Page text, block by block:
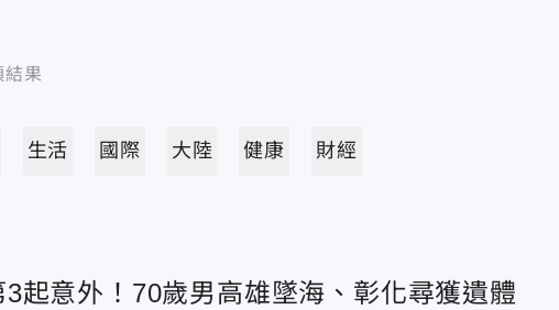
結果
生活 國際 大陸 健康 財經
起意外！70歲男高雄墜海、彰化尋獲遺體